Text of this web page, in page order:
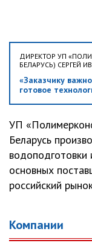
ДИРЕКТОР УП
БЕЛАРУСЬ) СЕРГЕЙ
«Заказчику
готовое
УП
Беларусь
водоподготовки
основных
российский
Компании